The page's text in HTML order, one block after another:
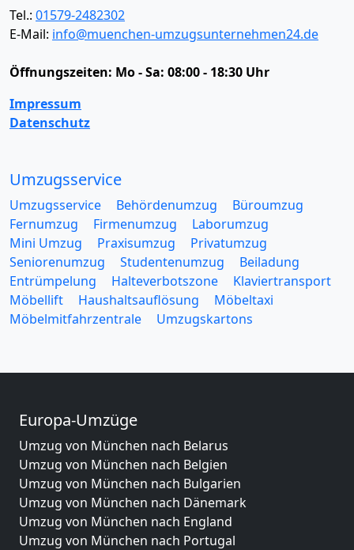
Tel.: 01579-2482302
E-Mail: info@muenchen-umzugsunternehmen24.de
Öffnungszeiten: Mo - Sa: 08:00 - 18:30 Uhr
Impressum
Datenschutz
Umzugsservice
Umzugsservice Behördenumzug
Büroumzug
Fernumzug
Firmenumzug
Laborumzug
Mini Umzug
Praxisumzug
Privatumzug
Seniorenumzug
Studentenumzug
Beiladung
Entrümpelung
Halteverbotszone
Klaviertransport
Möbellift
Haushaltsauflösung
Möbeltaxi
Möbelmitfahrzentrale
Umzugskartons
Europa-Umzüge
Umzug von München nach Belarus
Umzug von München nach Belgien
Umzug von München nach Bulgarien
Umzug von München nach Dänemark
Umzug von München nach England
Umzug von München nach Portugal